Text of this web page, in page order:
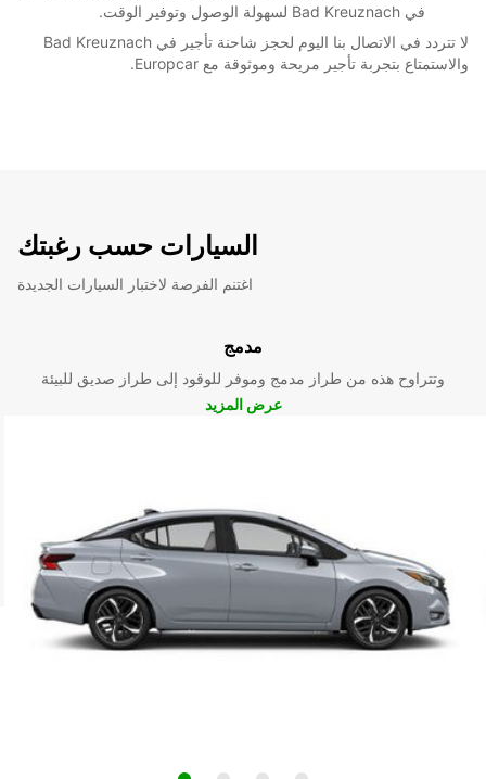
في Bad Kreuznach لسهولة الوصول وتوفير الوقت.
لا تتردد في الاتصال بنا اليوم لحجز شاحنة تأجير في Bad Kreuznach
والاستمتاع بتجربة تأجير مريحة وموثوقة مع Europcar.
السيارات حسب رغبتك
اغتنم الفرصة لاختبار السيارات الجديدة
مدمج
وتتراوح هذه من طراز مدمج وموفر للوقود إلى طراز صديق للبيئة
عرض المزيد